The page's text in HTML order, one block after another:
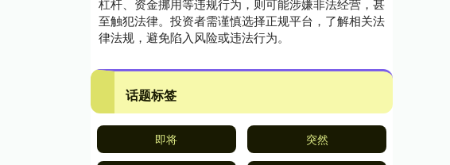
杠杆、资金挪用等违规行为，则可能涉嫌非法经营，甚
至触犯法律。投资者需谨慎选择正规平台，了解相关法
律法规，避免陷入风险或违法行为。
话题标签
即将 突然